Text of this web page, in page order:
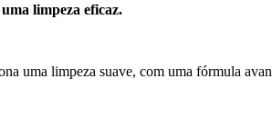
limpeza eficaz.
uma limpeza suave, com uma fórmula